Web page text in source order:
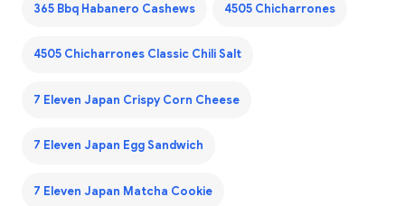
365 Bbq Habanero Cashews 4505 Chicharrones
4505 Chicharrones Classic Chili Salt
7 Eleven Japan Crispy Corn Cheese
7 Eleven Japan Egg Sandwich
7 Eleven Japan Matcha Cookie